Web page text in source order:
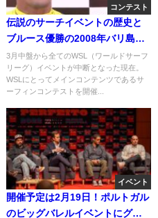
コンテスト
伝説のサーチイベントの歴史と
ブルース優勝の2008年バリ島ハ
イライト動画
3月中盤から全てのWSL（ワールドサーフ
リーグ）イベントが中断となった現在。
WSLにとってメインコンテンツであるサ
ーフィンコンテストを開催...
イベント
開催予定は2月19日！ポルトガル
のビッグバレルイベントにグリ